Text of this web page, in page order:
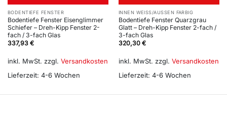
BODENTIEFE FENSTER
Bodentiefe Fenster Eisenglimmer
Schiefer – Dreh-Kipp Fenster 2-
fach / 3-fach Glas
337,93 €
inkl. MwSt. zzgl. Versandkosten
Lieferzeit: 4-6 Wochen
INNEN WEISS/AUSSEN FARBIG
Bodentiefe Fenster Quarzgrau
Glatt – Dreh-Kipp Fenster 2-fach /
3-fach Glas
320,30 €
inkl. MwSt. zzgl. Versandkosten
Lieferzeit: 4-6 Wochen